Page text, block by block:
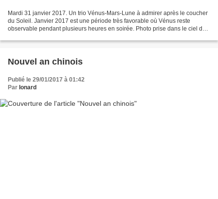
Mardi 31 janvier 2017. Un trio Vénus-Mars-Lune à admirer après le coucher
du Soleil. Janvier 2017 est une période très favorable où Vénus reste
observable pendant plusieurs heures en soirée. Photo prise dans le ciel de
Nouvel an chinois
Publié le 29/01/2017 à 01:42
Par Ionard